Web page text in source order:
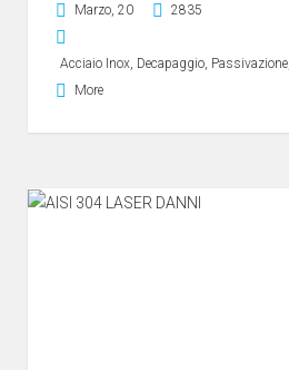
Marzo, 20 2835
Acciaio Inox Decapaggio Passivazione
More